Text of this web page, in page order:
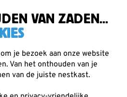
VAN ZADEN...
je bezoek aan onze website
Van het onthouden van je
van de juiste nestkast.